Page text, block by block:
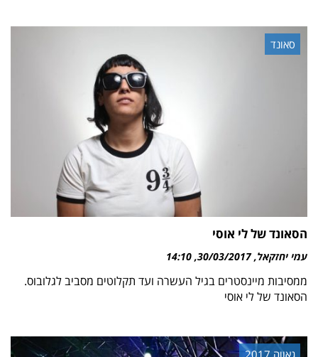
סאונד
הסאונד של לי אוסי
עמי יחזקאל 30/03/2017
14:10
ממסיבות מיינסטרים בגיל העשרה ועד תקלוטים מסביב לגלובוס.
הסאונד של לי אוסי
גאווה 2017